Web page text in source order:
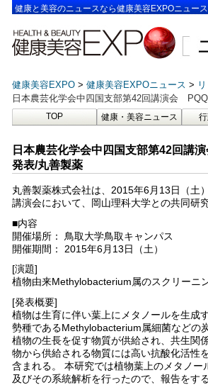
健康と美容のニュースなら健康美容EXPOニュース
健康美容EXPO 健康美容EXPOニュース
日本農芸化学会中四国支部第42回講演会
TOP 健康・美容ニュース
日本農芸化学会中四国支部第42回講
発表/丸善製薬
丸善製薬株式会社は、2015年6月13日（土
講演会において、岡山理科大学との共同研
■内容
開催場所： 鳥取大学鳥取キャンパス
開催期間： 2015年6月13日（土）
[演題]
植物由来Methylobacterium属のスクリーニ
[発表概要]
植物は生育に伴い葉上にメタノールを生成
勢種であるMethylobacterium属細菌などの
植物の生長を促す物質が供給され、共生関
物から供給される物質には高い抗酸化活性
含まれる。 本研究では植物葉上のメタノ
及びその系統解析を行ったので、報告をする